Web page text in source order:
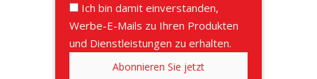
Ich bin damit einverstanden,
Werbe-E-Mails zu Ihren Produkten
und Dienstleistungen zu erhalten.